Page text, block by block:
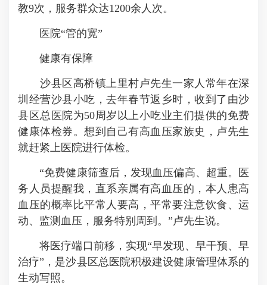
教9次，服务群众达1200余人次。
医院“管的宽”
健康有保障
沙县区高桥镇上里村卢先生一家人常年在深
圳经营沙县小吃，去年春节返乡时，收到了由沙
县区总医院为50周岁以上小吃业主们提供的免费
健康体检券。想到自己有高血压家族史，卢先生
就赶紧上医院进行体检。
“免费健康筛查后，发现血压偏高、超重。医
务人员提醒我，直系亲属有高血压的，本人患高
血压的概率比平常人要高，平常要注意饮食、运
动、监测血压，服务特别周到。”卢先生说。
将医疗端口前移，实现“早发现、早干预、早
治疗”，是沙县区总医院积极建设健康管理体系的
生动写照。